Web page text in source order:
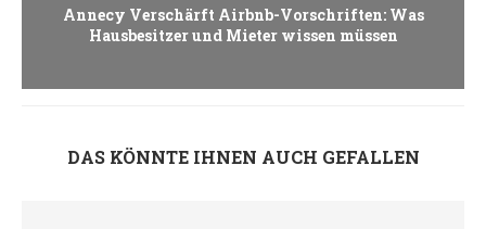
Annecy Verschärft Airbnb-Vorschriften: Was
Hausbesitzer und Mieter wissen müssen
DAS KÖNNTE IHNEN AUCH GEFALLEN